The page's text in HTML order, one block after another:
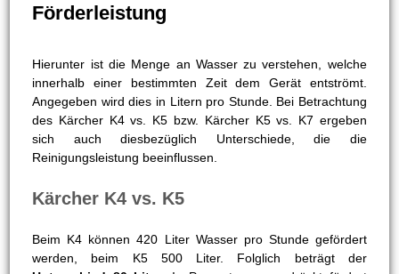
Kärcher K5 vs. K7
Der Minimaldruck beträgt sowohl beim K5 als auch beim
K7 20 bar. Hingegen ist der maximale Wasserdruck beim
K5 mit 145 bar 35 bar niedriger als beim K7 mit 180 bar.
Prozentual ausgedrückt bedeutet dies, dass der K5 in
dieser Hinsicht um zirka19% leistungsschwächer
bzw.
der K7 um rund 24% leistungsstärker ist.
Hierunter ist die Menge an Wasser zu verstehen, welche